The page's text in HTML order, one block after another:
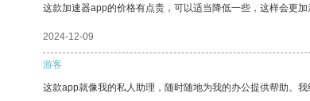
这款加速器app的价格有点贵，可以适当降低一些，这样会更加
2024-12-09
游客
这款app就像我的私人助理，随时随地为我的办公提供帮助。